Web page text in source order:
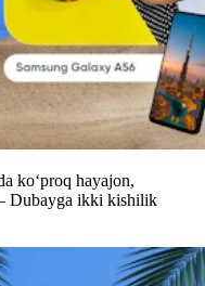
ko‘proq hayajon,
Dubayga ikki kishilik